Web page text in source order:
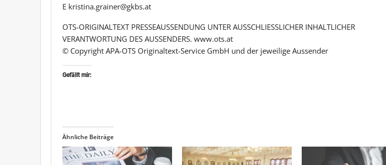
E kristina.grainer@gkbs.at
OTS-ORIGINALTEXT PRESSEAUSSENDUNG UNTER AUSSCHLIESSLICHER INHALTLICHER
VERANTWORTUNG DES AUSSENDERS. www.ots.at
© Copyright APA-OTS Originaltext-Service GmbH und der jeweilige Aussender
Gefällt mir:
Ähnliche Beiträge